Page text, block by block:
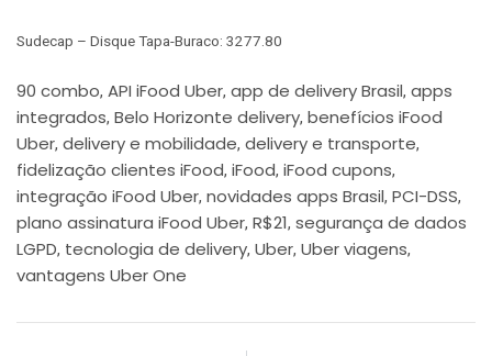
Sudecap – Disque Tapa-Buraco: 3277.80
90 combo, API iFood Uber, app de delivery Brasil, apps
integrados, Belo Horizonte delivery, benefícios iFood
Uber, delivery e mobilidade, delivery e transporte,
fidelização clientes iFood, iFood, iFood cupons,
integração iFood Uber, novidades apps Brasil, PCI-DSS,
plano assinatura iFood Uber, R$21, segurança de dados
LGPD, tecnologia de delivery, Uber, Uber viagens,
vantagens Uber One